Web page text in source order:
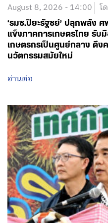
August 8, 2026 - 14:00 โ
‘รมช.ปิยะรัฐชย์’ ปลุกพลัง
แข็งภาคการเกษตรไทย รับ
เกษตรกรเป็นศูนย์กลาง ดึ
นวัตกรรมสมัยใหม่
อ่านต่อ